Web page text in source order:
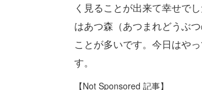
く見ることが出来て幸せで
はあつ森（あつまれどうぶ
ことが多いです。今日はや
す。
【Not Sponsored 記事】